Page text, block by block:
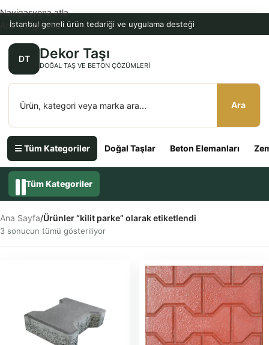
İstanbul geneli ürün tedariği ve uygulama desteği
DT Dekor Taşı
DOĞAL TAŞ VE BETON ÇÖZÜMLERI
Ara
☰ Tüm Kategoriler Doğal Taşlar Beton Elemanları
Navigasyona atla
Ana içeriğe atla
Tüm Kategoriler
Ana Sayfa/Ürünler “kilit parke” olarak etiketlendi
3 sonucun tümü gösteriliyor